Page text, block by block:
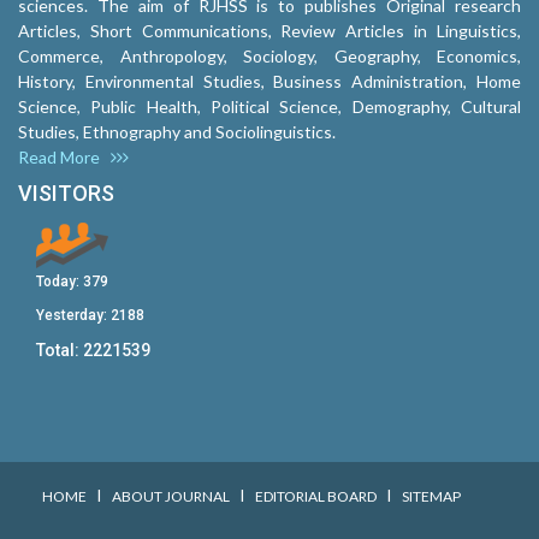
sciences. The aim of RJHSS is to publishes Original research
Articles, Short Communications, Review Articles in Linguistics,
Commerce, Anthropology, Sociology, Geography, Economics,
History, Environmental Studies, Business Administration, Home
Science, Public Health, Political Science, Demography, Cultural
Studies, Ethnography and Sociolinguistics.
Read More
VISITORS
Today: 379
Yesterday: 2188
Total: 2221539
HOME I ABOUT JOURNAL I EDITORIAL BOARD I SITEMAP